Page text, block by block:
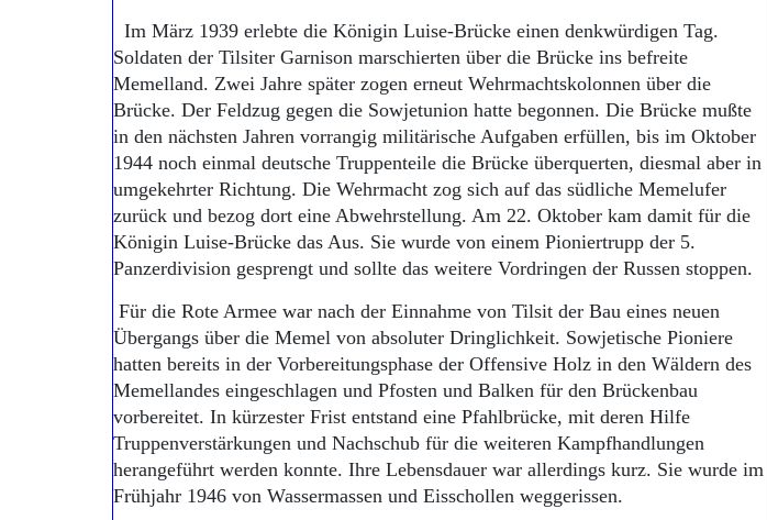
Im März 1939 erlebte die Königin Luise-Brücke einen denkwürdigen Tag.
Soldaten der Tilsiter Garnison marschierten über die Brücke ins befreite
Memelland. Zwei Jahre später zogen erneut Wehrmachtskolonnen über die
Brücke. Der Feldzug gegen die Sowjetunion hatte begonnen. Die Brücke mußte
in den nächsten Jahren vorrangig militärische Aufgaben erfüllen, bis im Oktober
1944 noch einmal deutsche Truppenteile die Brücke überquerten, diesmal aber in
umgekehrter Richtung. Die Wehrmacht zog sich auf das südliche Memelufer
zurück und bezog dort eine Abwehrstellung. Am 22. Oktober kam damit für die
Königin Luise-Brücke das Aus. Sie wurde von einem Pioniertrupp der 5.
Panzerdivision gesprengt und sollte das weitere Vordringen der Russen stoppen.
Für die Rote Armee war nach der Einnahme von Tilsit der Bau eines neuen
Übergangs über die Memel von absoluter Dringlichkeit. Sowjetische Pioniere
hatten bereits in der Vorbereitungsphase der Offensive Holz in den Wäldern des
Memellandes eingeschlagen und Pfosten und Balken für den Brückenbau
vorbereitet. In kürzester Frist entstand eine Pfahlbrücke, mit deren Hilfe
Truppenverstärkungen und Nachschub für die weiteren Kampfhandlungen
herangeführt werden konnte. Ihre Lebensdauer war allerdings kurz. Sie wurde im
Frühjahr 1946 von Wassermassen und Eisschollen weggerissen.